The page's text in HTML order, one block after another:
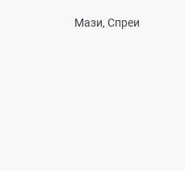
Мази, Спреи